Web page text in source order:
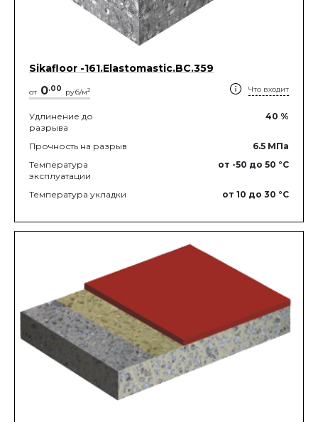
Sikafloor -161.Elastomastic.BC.359
от 0.00 руб/м2 Что входит
Удлинение до
разрыва
40 %
Прочность на разрыв 6.5 МПа
Температура
эксплуатации
от -50 до 50 °C
Температура укладки от 10 до 30 °C